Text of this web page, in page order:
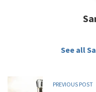
See all
PREVIOUS POST